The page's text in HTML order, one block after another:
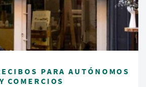
PARA AUTÓNOMOS
Y COMERCIOS